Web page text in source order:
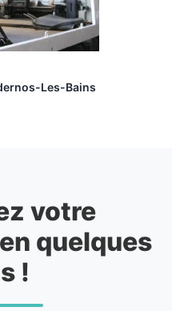
Les-Bains
votre
en quelques
!